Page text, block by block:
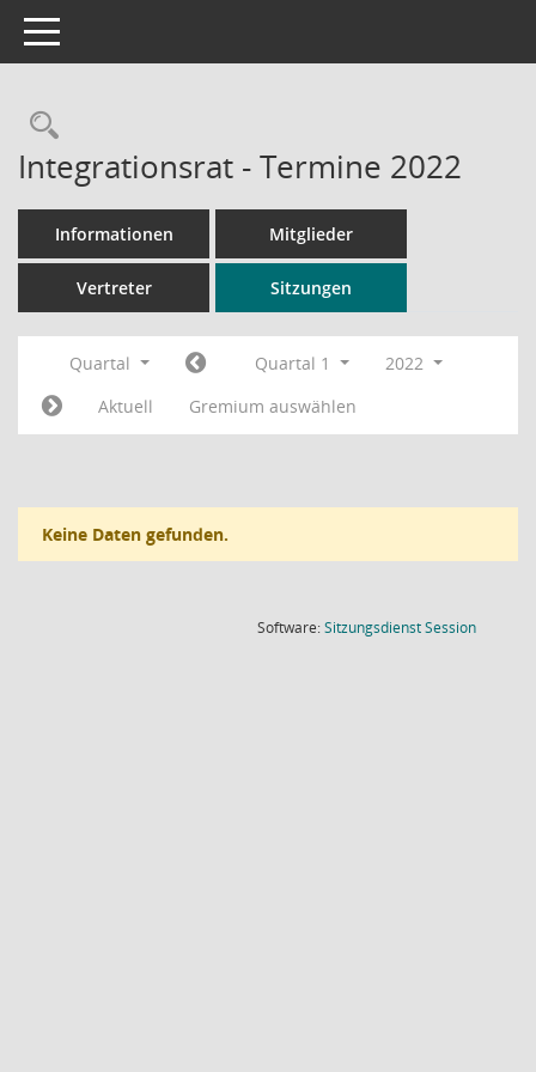
Toggle navigation
Rechercheauswahl
Integrationsrat - Termine 2022
Informationen Mitglieder
Vertreter Sitzungen
Quartal Quartal 1
2022
Aktuell
Gremium auswählen
Keine Daten gefunden.
Software:SitzungsdienstSession(Wird in